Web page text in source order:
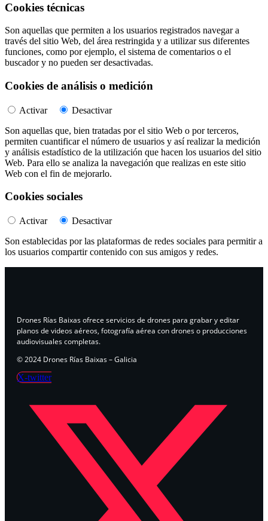
Cookies técnicas
Son aquellas que permiten a los usuarios registrados navegar a
través del sitio Web, del área restringida y a utilizar sus diferentes
funciones, como por ejemplo, el sistema de comentarios o el
buscador y no pueden ser desactivadas.
Cookies de análisis o medición
Activar
Desactivar
Son aquellas que, bien tratadas por el sitio Web o por terceros,
permiten cuantificar el número de usuarios y así realizar la medición
y análisis estadístico de la utilización que hacen los usuarios del sitio
Web. Para ello se analiza la navegación que realizas en este sitio
Web con el fin de mejorarlo.
Cookies sociales
Activar
Desactivar
Son establecidas por las plataformas de redes sociales para permitir a
los usuarios compartir contenido con sus amigos y redes.
Drones Rías Baixas ofrece servicios de drones para grabar y editar
planos de videos aéreos, fotografía aérea con drones o producciones
audiovisuales completas.
© 2024 Drones Rías Baixas – Galicia
X-twitter